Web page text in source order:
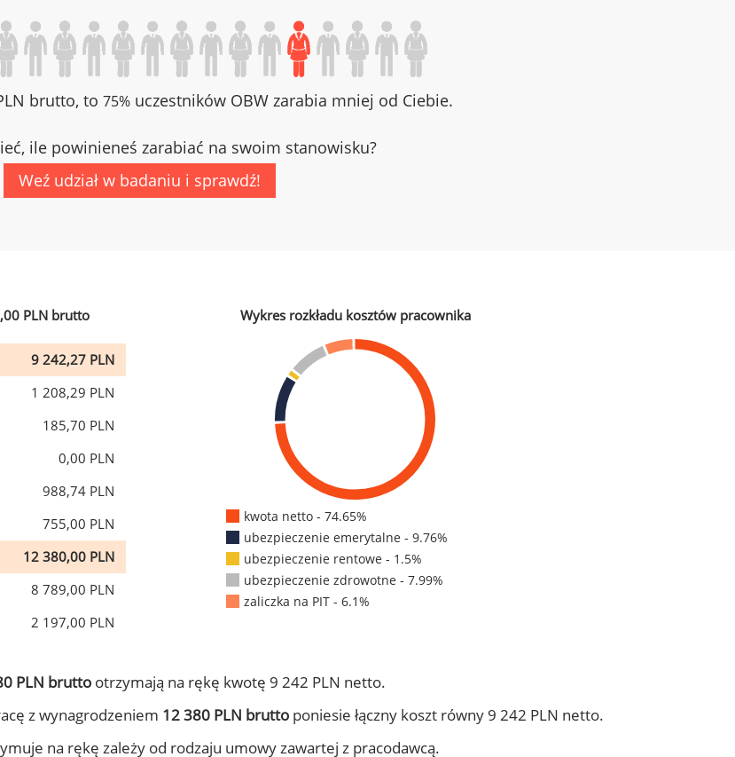
brutto, to 75% uczestników OBW zarabia mniej od Ciebie.
ile powinieneś zarabiać na swoim stanowisku?
Weź udział w badaniu i sprawdź!
PLN brutto
9 242,27 PLN
1 208,29 PLN
185,70 PLN
0,00 PLN
988,74 PLN
755,00 PLN
12 380,00 PLN
8 789,00 PLN
2 197,00 PLN
Wykres rozkładu kosztów pracownika
kwota netto - 74.65%
ubezpieczenie emerytalne - 9.76%
ubezpieczenie rentowe - 1.5%
ubezpieczenie zdrowotne - 7.99%
zaliczka na PIT - 6.1%
PLN brutto otrzymają na rękę kwotę 9 242 PLN netto.
z wynagrodzeniem 12 380 PLN brutto poniesie łączny koszt równy 9 242 PLN netto.
na rękę zależy od rodzaju umowy zawartej z pracodawcą.